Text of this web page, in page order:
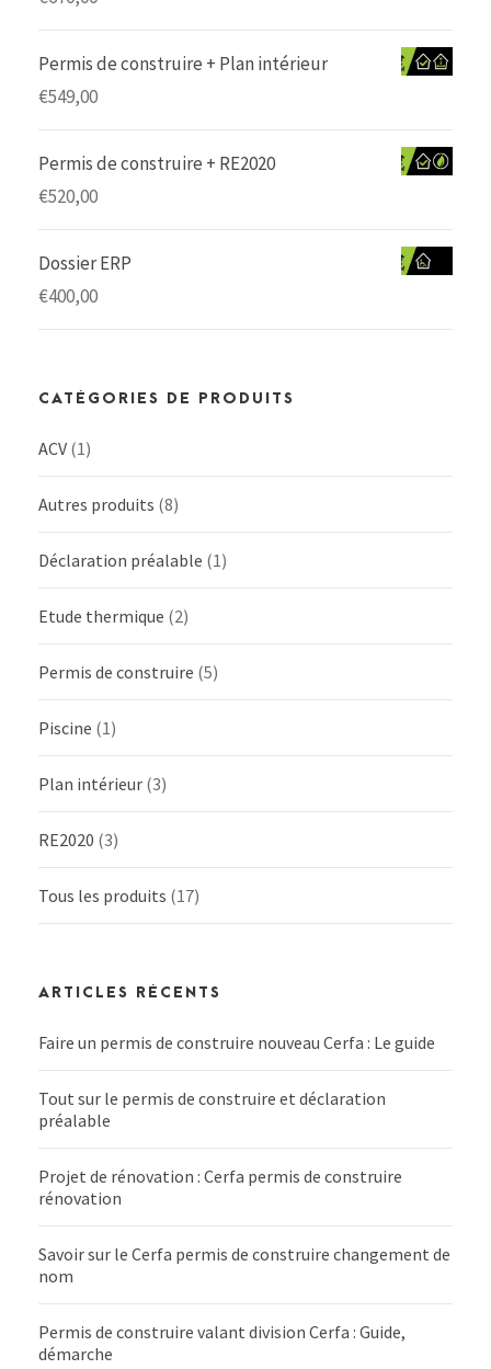
Permis de construire + Plan intérieur
€549,00
Permis de construire + RE2020
€520,00
Dossier ERP
€400,00
CATÉGORIES DE PRODUITS
ACV (1)
Autres produits (8)
Déclaration préalable (1)
Etude thermique (2)
Permis de construire (5)
Piscine (1)
Plan intérieur (3)
RE2020 (3)
Tous les produits (17)
ARTICLES RÉCENTS
Faire un permis de construire nouveau Cerfa : Le guide
Tout sur le permis de construire et déclaration
préalable
Projet de rénovation : Cerfa permis de construire
rénovation
Savoir sur le Cerfa permis de construire changement de
nom
Permis de construire valant division Cerfa : Guide,
démarche